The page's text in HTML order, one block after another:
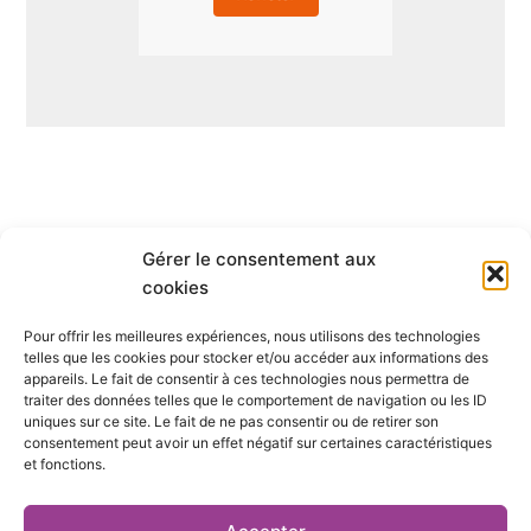
Gérer le consentement aux
cookies
Pour offrir les meilleures expériences, nous utilisons des technologies
telles que les cookies pour stocker et/ou accéder aux informations des
appareils. Le fait de consentir à ces technologies nous permettra de
traiter des données telles que le comportement de navigation ou les ID
uniques sur ce site. Le fait de ne pas consentir ou de retirer son
consentement peut avoir un effet négatif sur certaines caractéristiques
et fonctions.
Qui sommes-nous ?
S’abonner
Mentions Légales
Nous contacter
S’inscrire à la newsletter